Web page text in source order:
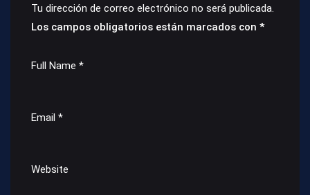
Tu dirección de correo electrónico no será publicada.
Los campos obligatorios están marcados con *